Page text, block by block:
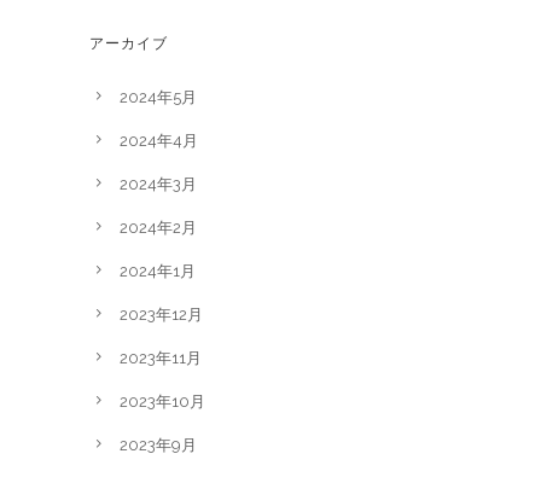
アーカイブ
2024年5月
2024年4月
2024年3月
2024年2月
2024年1月
2023年12月
2023年11月
2023年10月
2023年9月